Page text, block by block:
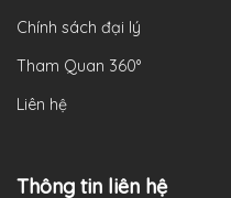
Chính sách đại lý
Tham Quan 360°
Liên hệ
Thông tin liên hệ